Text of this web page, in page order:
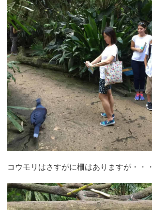
コウモリはさすがに柵はありますが・・・